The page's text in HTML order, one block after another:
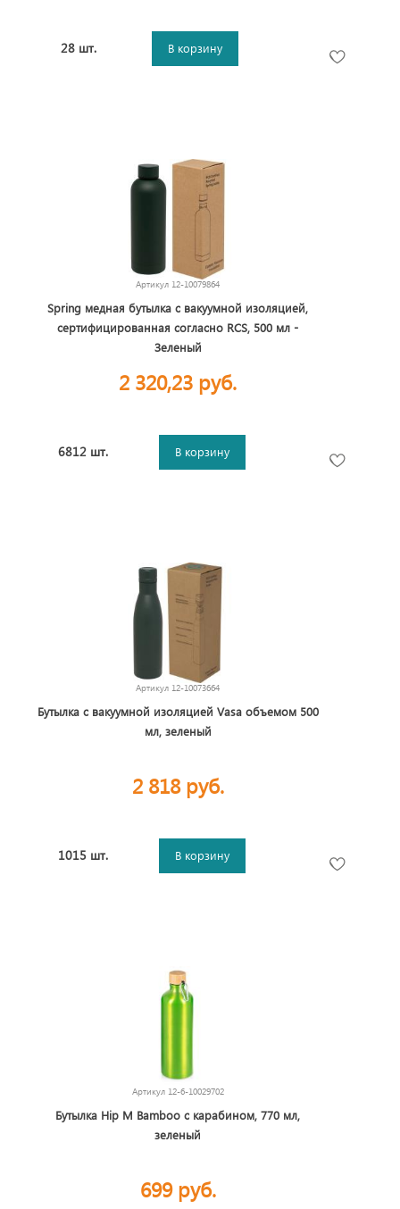
28 шт. В корзину
Артикул 12-10079864
Spring медная бутылка с вакуумной изоляцией,
сертифицированная согласно RCS, 500 мл -
Зеленый
2 320,23 руб.
6812 шт. В корзину
Артикул 12-10073664
Бутылка с вакуумной изоляцией Vasa объемом 500
мл, зеленый
2 818 руб.
1015 шт. В корзину
Артикул 12-6-10029702
Бутылка Hip M Bamboo с карабином, 770 мл,
зеленый
699 руб.